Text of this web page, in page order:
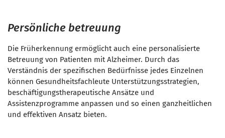
Persönliche betreuung
Die Früherkennung ermöglicht auch eine personalisierte
Betreuung von Patienten mit Alzheimer. Durch das
Verständnis der spezifischen Bedürfnisse jedes Einzelnen
können Gesundheitsfachleute Unterstützungsstrategien,
beschäftigungstherapeutische Ansätze und
Assistenzprogramme anpassen und so einen ganzheitlichen
und effektiven Ansatz bieten.